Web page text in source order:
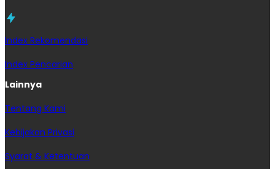
Index Rekomendasi
Index Pencarian
Lainnya
Tentang Kami
Kebijakan Privasi
Syarat & Ketentuan